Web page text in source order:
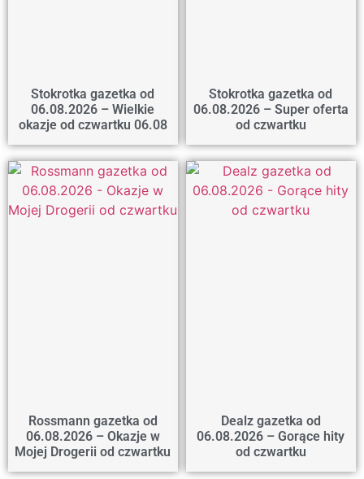
Stokrotka gazetka od
06.08.2026 – Wielkie
okazje od czwartku 06.08
Stokrotka gazetka od
06.08.2026 – Super oferta
od czwartku
Rossmann gazetka od
06.08.2026 – Okazje w
Mojej Drogerii od czwartku
Dealz gazetka od
06.08.2026 – Gorące hity
od czwartku